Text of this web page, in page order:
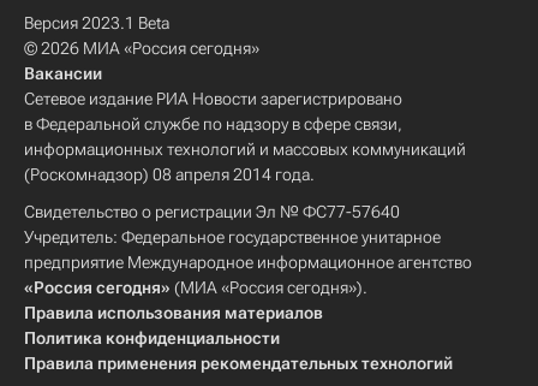
Версия 2023.1 Beta
© 2026 МИА «Россия сегодня»
Вакансии
Сетевое издание РИА Новости зарегистрировано
в Федеральной службе по надзору в сфере связи,
информационных технологий и массовых коммуникаций
(Роскомнадзор) 08 апреля 2014 года.
Свидетельство о регистрации Эл № ФС77-57640
Учредитель: Федеральное государственное унитарное
предприятие Международное информационное агентство
«Россия сегодня» (МИА «Россия сегодня»).
Правила использования материалов
Политика конфиденциальности
Правила применения рекомендательных технологий